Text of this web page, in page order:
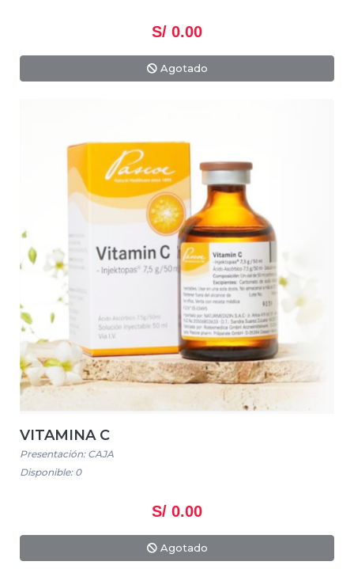
S/ 0.00
Agotado
VITAMINA C
Presentación: CAJA
Disponible: 0
S/ 0.00
Agotado